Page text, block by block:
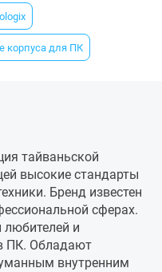
корпуса для ПК
тайваньской
высокие стандарты
Бренд известен
сферах.
любителей и
ПК. Обладают
внутренним